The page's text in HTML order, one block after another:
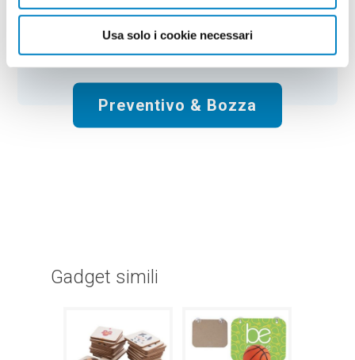
Usa solo i cookie necessari
Spese di spedizione: Gratis
Totale: €188.00+ IVA
Preventivo & Bozza
Gadget simili